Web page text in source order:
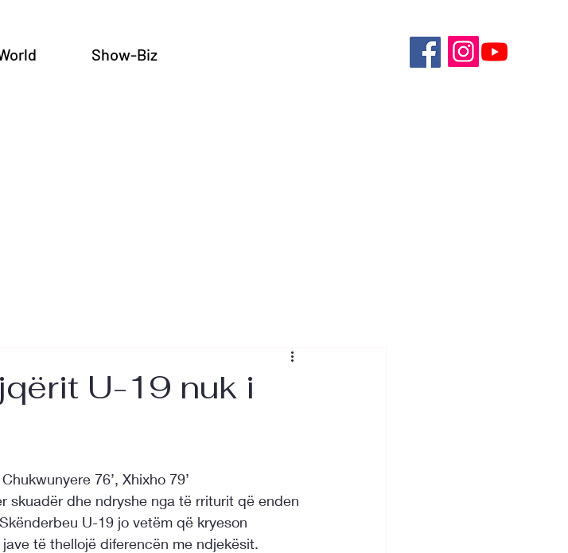
Show-Biz
U-19 nuk i
76’, Xhixho 79’
skuadër dhe ndryshe nga të rriturit që enden
U-19 jo vetëm që kryeson
të thellojë diferencën me ndjekësit.